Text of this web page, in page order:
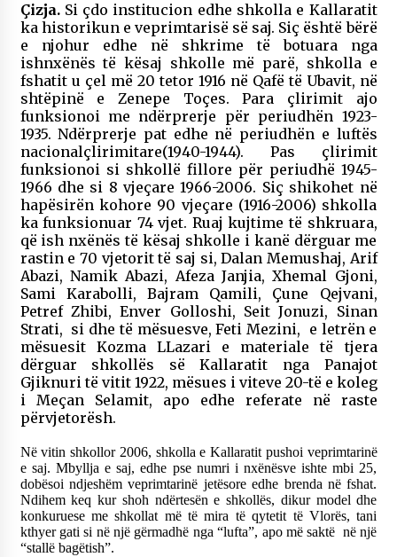
Çizja. Si çdo institucion edhe shkolla e Kallaratit
ka historikun e veprimtarisë së saj. Siç është bërë
e njohur edhe në shkrime të botuara nga
ishnxënës të kësaj shkolle më parë, shkolla e
fshatit u çel më 20 tetor 1916 në Qafë të Ubavit, në
shtëpinë e Zenepe Toçes. Para çlirimit ajo
funksionoi me ndërprerje për periudhën 1923-
1935. Ndërprerje pat edhe në periudhën e luftës
nacionalçlirimitare(1940-1944). Pas çlirimit
funksionoi si shkollë fillore për periudhë 1945-
1966 dhe si 8 vjeçare 1966-2006. Siç shikohet në
hapësirën kohore 90 vjeçare (1916-2006) shkolla
ka funksionuar 74 vjet. Ruaj kujtime të shkruara,
që ish nxënës të kësaj shkolle i kanë dërguar me
rastin e 70 vjetorit të saj si, Dalan Memushaj, Arif
Abazi, Namik Abazi, Afeza Janjia, Xhemal Gjoni,
Sami Karabolli, Bajram Qamili, Çune Qejvani,
Petref Zhibi, Enver Golloshi, Seit Jonuzi, Sinan
Strati, si dhe të mësuesve, Feti Mezini, e letrën e
mësuesit Kozma LLazari e materiale të tjera
dërguar shkollës së Kallaratit nga Panajot
Gjiknuri të vitit 1922, mësues i viteve 20-të e koleg
i Meçan Selamit, apo edhe referate në raste
përvjetorësh.
Në vitin shkollor 2006, shkolla e Kallaratit pushoi veprimtarinë
e saj. Mbyllja e saj, edhe pse numri i nxënësve ishte mbi 25,
dobësoi ndjeshëm veprimtarinë jetësore edhe brenda në fshat.
Ndihem keq kur shoh ndërtesën e shkollës, dikur model dhe
konkuruese me shkollat më të mira të qytetit të Vlorës, tani
kthyer gati si në një gërmadhë nga “lufta”, apo më saktë në një
“stallë bagëtish”.